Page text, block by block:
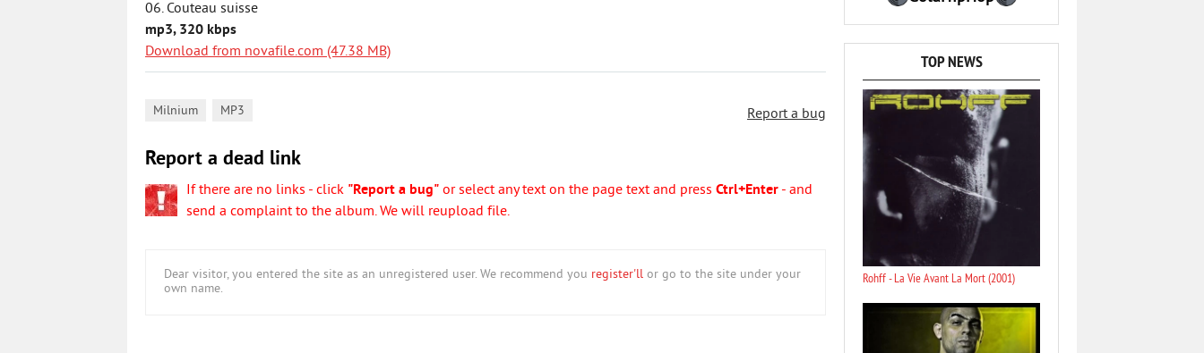
06. Couteau suisse
mp3, 320 kbps
Download from novafile.com (47.38 MB)
Report a bug
Milnium MP3
Report a dead link
If there are no links - click "Report a bug" or select any text on the page text and press Ctrl+Enter - and
send a complaint to the album. We will reupload file.
Dear visitor, you entered the site as an unregistered user. We recommend you register'll or go to the site under your
own name.
TOP NEWS
Rohff - La Vie Avant La Mort (2001)